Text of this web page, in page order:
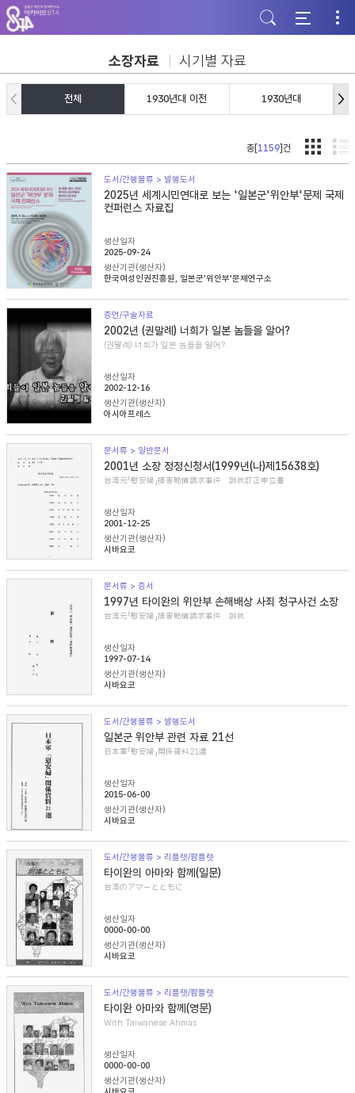
주
메
뉴
가
기
본
문
바
기
하
단
바
기
소장자료 시기별 자료
전체 1930년대 이전 1930년대
총[1159]건
도서/간행물류 > 발행도서
2025년 세계시민연대로 보는 '일본군'위안부'문제 국제
컨퍼런스 자료집
생산일자
2025-09-24
생산기관(생산자)
한국여성인권진흥원, 일본군'위안부'문제연구소
증언/구술자료
2002년 (권말례) 너희가 일본 놈들을 알어?
(권말례) 너희가 일본 놈들을 알어?
생산일자
2002-12-16
생산기관(생산자)
아시아프레스
문서류 > 일반문서
2001년 소장 정정신청서(1999년(나)제15638호)
台湾元「慰安婦」損害賠償請求事件 訴状訂正申立書
생산일자
2001-12-25
생산기관(생산자)
시바요코
문서류 > 증서
1997년 타이완의 위안부 손해배상 사죄 청구사건 소장
台湾元「慰安婦」損害賠償請求事件 訴状
생산일자
1997-07-14
생산기관(생산자)
시바요코
도서/간행물류 > 발행도서
일본군 위안부 관련 자료 21선
日本軍「慰安婦」関係資料21選
생산일자
2015-06-00
생산기관(생산자)
시바요코
도서/간행물류 > 리플렛/팜플렛
타이완의 아마와 함께(일문)
台湾のアマーとともに
생산일자
0000-00-00
생산기관(생산자)
시바요코
도서/간행물류 > 리플렛/팜플렛
타이완 아마와 함께(영문)
With Taiwanese Ahmas
생산일자
0000-00-00
생산기관(생산자)